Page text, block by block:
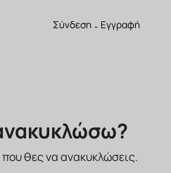
Σύνδεση - Εγγραφή
που θες να ανακυκλώσεις.